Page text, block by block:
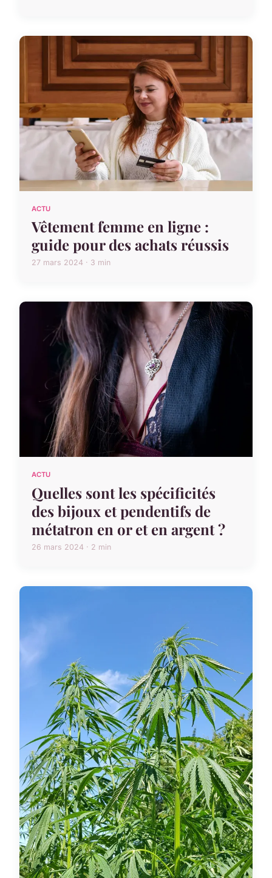
ACTU
Vêtement femme en ligne :
guide pour des achats réussis
27 mars 2024 · 3 min
ACTU
Quelles sont les spécificités
des bijoux et pendentifs de
métatron en or et en argent ?
26 mars 2024 · 2 min